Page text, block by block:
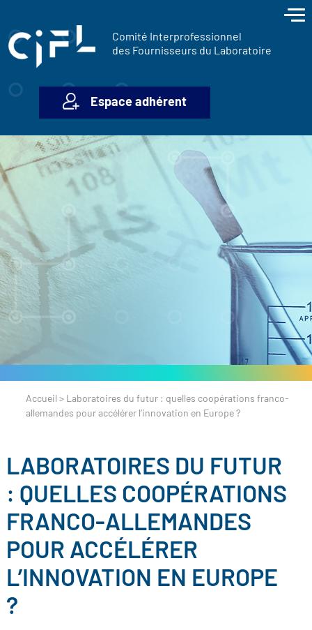
Comité Interprofessionnel
des Fournisseurs du Laboratoire
Espace adhérent
Accueil > Laboratoires du futur : quelles coopérations franco-
allemandes pour accélérer l’innovation en Europe ?
LABORATOIRES DU FUTUR
: QUELLES COOPÉRATIONS
FRANCO-ALLEMANDES
POUR ACCÉLÉRER
L’INNOVATION EN EUROPE
?